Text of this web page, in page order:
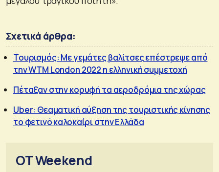
Σχετικά άρθρα:
Τουρισμός: Με γεμάτες βαλίτσες επέστρεψε από
την WTM London 2022 η ελληνική συμμετοχή
Πέταξαν στην κορυφή τα αεροδρόμια της χώρας
Uber: Θεαματική αύξηση της τουριστικής κίνησης
το φετινό καλοκαίρι στην Ελλάδα
OT Weekend